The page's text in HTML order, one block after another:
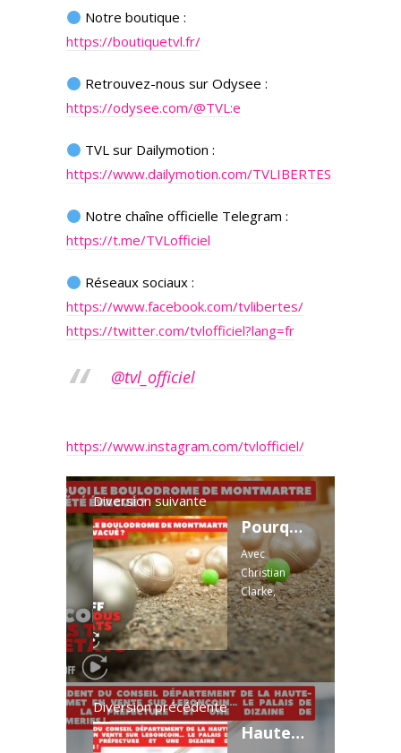
Notre boutique :
https://boutiquetvl.fr/
Retrouvez-nous sur Odysee :
https://odysee.com/@TVL:e
TVL sur Dailymotion :
https://www.dailymotion.com/TVLIBERTES
Notre chaîne officielle Telegram :
https://t.me/TVLofficiel
Réseaux sociaux :
https://www.facebook.com/tvlibertes/
https://twitter.com/tvlofficiel?lang=fr
@tvl_officiel
https://www.instagram.com/tvlofficiel/
Diversion suivante
Pourquoi le boulodrome de Montmartre a-t-il été évacué ?
Avec
Christian
Clarke,
représentant
des Jardins
Junot ;
Maxime
Liogier,
responsable
de la
communicati
Diversion précédente
Haute-Marne : l'étonnante mise en vente du président du Conseil départemental sur Leboncoin !